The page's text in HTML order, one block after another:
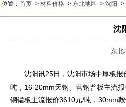
位置： 首页 -> 材料价格 -> 东北地区 -> 沈阳 ->
沈
东北
沈阳讯25日，沈阳市场中厚板
吨，16-20mm天钢、营钢普板主流
钢锰板主流报价3610元/吨，30mm鞍